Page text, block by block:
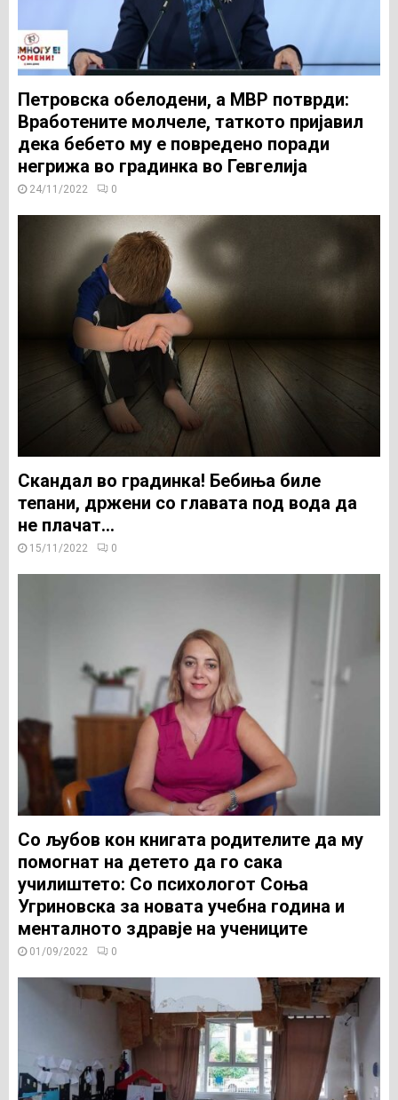
Петровска обелодени, а МВР потврди:
Вработените молчеле, таткото пријавил
дека бебето му е повредено поради
негрижа во градинка во Гевгелија
24/11/2022 0
Скандал во градинка! Бебиња биле
тепани, држени со главата под вода да
не плачат…
15/11/2022 0
Со љубов кон книгата родителите да му
помогнат на детето да го сака
училиштето: Со психологот Соња
Угриновска за новата учебна година и
менталното здравје на учениците
01/09/2022 0